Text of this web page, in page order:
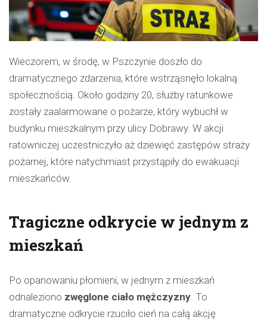
Wieczorem, w środę, w Pszczynie doszło do
dramatycznego zdarzenia, które wstrząsnęło lokalną
społecznością. Około godziny 20, służby ratunkowe
zostały zaalarmowane o pożarze, który wybuchł w
budynku mieszkalnym przy ulicy Dobrawy. W akcji
ratowniczej uczestniczyło aż dziewięć zastępów straży
pożarnej, które natychmiast przystąpiły do ewakuacji
mieszkańców.
Tragiczne odkrycie w jednym z
mieszkań
Po opanowaniu płomieni, w jednym z mieszkań
odnaleziono zwęglone ciało mężczyzny . To
dramatyczne odkrycie rzuciło cień na całą akcję